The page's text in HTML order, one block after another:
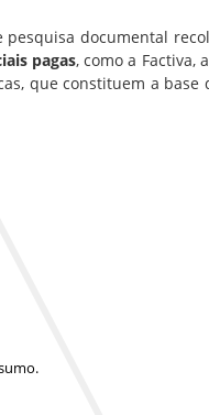
pesquisa documental
pagas, como a Factiva,
que constituem a base